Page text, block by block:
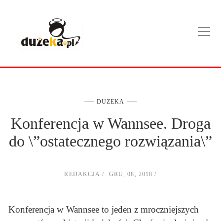
DUZEKA
Konferencja w Wannsee. Droga
do \”ostatecznego rozwiązania\”
REDAKCJA GRU, 08, 2018
Konferencja w Wannsee to jeden z mroczniejszych